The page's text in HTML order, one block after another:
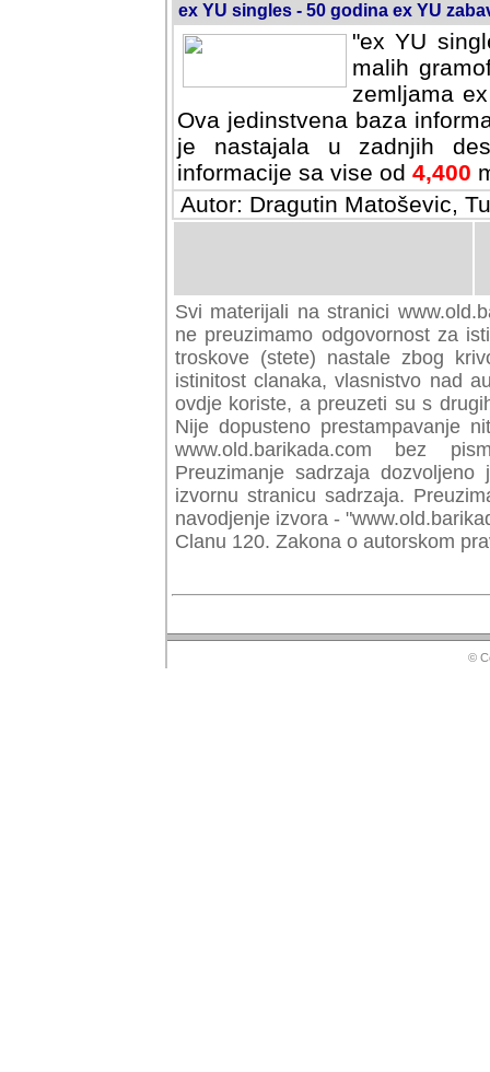
ex YU singles - 50 godina ex YU
"ex YU
malih
zemljama
Ova jedinstvena baza
je nastajala u zadnjih
informacije sa vise od 4,400
Autor: Dragutin Matoševic,
Svi materijali na stranici
preuzimamo odgovornost za
troskove (stete) nastale zbog
istinitost clanaka, vlasnistvo nad
ovdje koriste, a preuzeti su s
Nije dopusteno prestampavanje
www.old.barikada.com bez
Preuzimanje sadrzaja
izvornu stranicu sadrzaja.
navodjenje izvora -
Clanu 120. Zakona o autorskom
©